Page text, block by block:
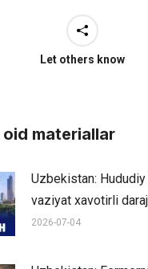
Let others know
materiallar
Uzbekistan:
vaziyat xavotirli
2026-07-04